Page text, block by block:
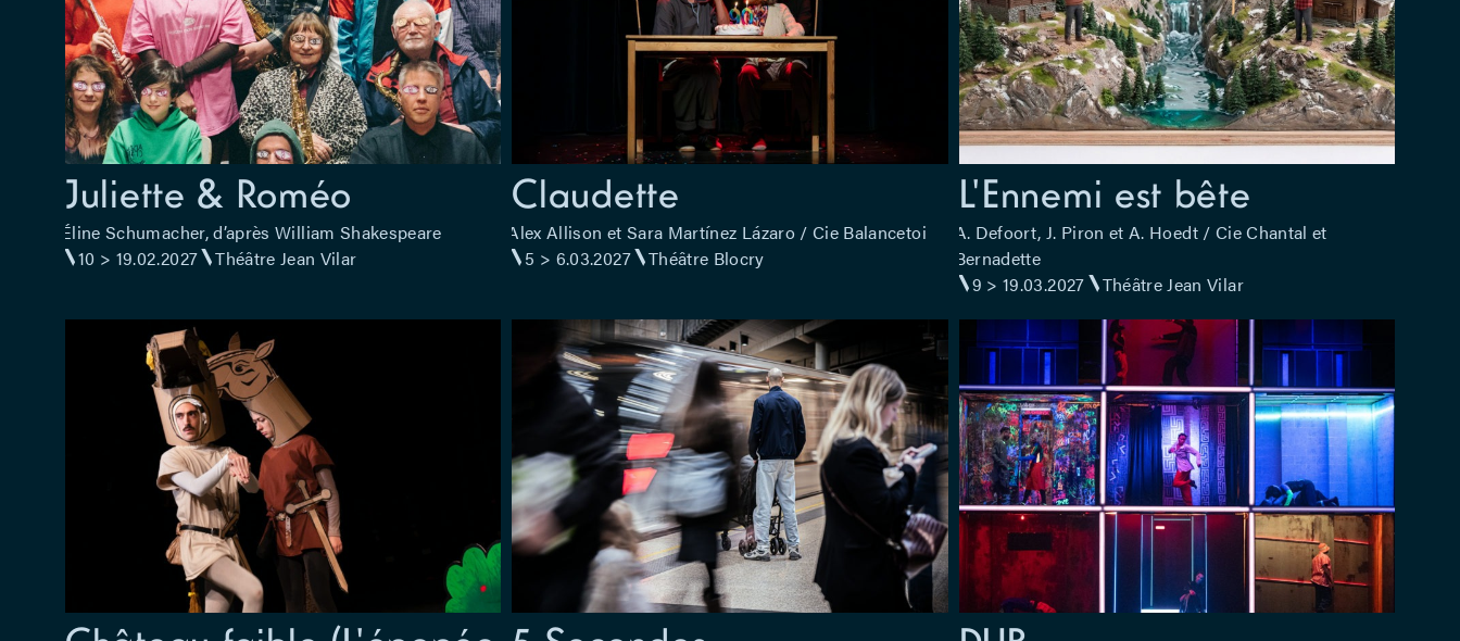
Juliette & Roméo
Éline Schumacher, d’après William Shakespeare
10 > 19.02.2027
Théâtre Jean Vilar
Claudette
Alex Allison et Sara Martínez Lázaro / Cie Balancetoi
5 > 6.03.2027
Théâtre Blocry
L'Ennemi est bête
A. Defoort, J. Piron et A. Hoedt / Cie Chantal et
Bernadette
9 > 19.03.2027
Théâtre Jean Vilar